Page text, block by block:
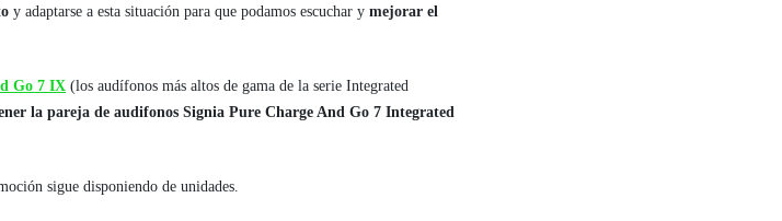
y adaptarse a esta situación para que podamos escuchar y mejorar el
Go 7 IX (los audífonos más altos de gama de la serie Integrated
la pareja de audifonos Signia Pure Charge And Go 7 Integrated
sigue disponiendo de unidades.